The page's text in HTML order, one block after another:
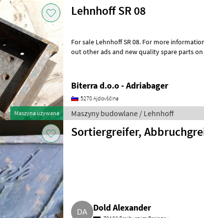
Maszyna używana
Lehnhoff SR 08
For sale Lehnhoff SR 08. For more information, please call us. Check
out other ads and new quality spare parts on our
Biterra d.o.o - Adriabager
5270 Ajdovščina
Maszyny budowlane / Lehnhoff
Sortiergreifer,
Dold Alexander